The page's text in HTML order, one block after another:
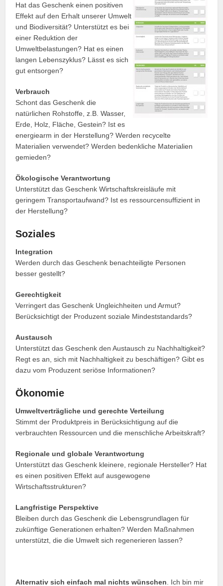
Hat das Geschenk einen positiven
Effekt auf den Erhalt unserer Umwelt
und Biodiversität? Unterstützt es bei
einer Reduktion der
Umweltbelastungen? Hat es einen
langen Lebenszyklus? Lässt es sich
gut entsorgen?
Verbrauch
Schont das Geschenk die
natürlichen Rohstoffe, z.B. Wasser,
Erde, Holz, Fläche, Gestein? Ist es
energiearm in der Herstellung? Werden recycelte
Materialien verwendet? Werden bedenkliche Materialien
gemieden?
Ökologische Verantwortung
Unterstützt das Geschenk Wirtschaftskreisläufe mit
geringem Transportaufwand? Ist es ressourcensuffizient in
der Herstellung?
Soziales
Integration
Werden durch das Geschenk benachteiligte Personen
besser gestellt?
Gerechtigkeit
Verringert das Geschenk Ungleichheiten und Armut?
Berücksichtigt der Produzent soziale Mindeststandards?
Austausch
Unterstützt das Geschenk den Austausch zu Nachhaltigkeit?
Regt es an, sich mit Nachhaltigkeit zu beschäftigen? Gibt es
dazu vom Produzent seriöse Informationen?
Ökonomie
Umweltverträgliche und gerechte Verteilung
Stimmt der Produktpreis in Berücksichtigung auf die
verbrauchten Ressourcen und die menschliche Arbeitskraft?
Regionale und globale Verantwortung
Unterstützt das Geschenk kleinere, regionale Hersteller? Hat
es einen positiven Effekt auf ausgewogene
Wirtschaftsstrukturen?
Langfristige Perspektive
Bleiben durch das Geschenk die Lebensgrundlagen für
zukünftige Generationen erhalten? Werden Maßnahmen
unterstützt, die die Umwelt sich regenerieren lassen?
Alternativ sich einfach mal nichts wünschen . Ich bin mir